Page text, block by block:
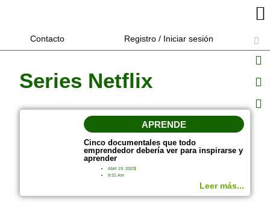
Contacto Registro / Iniciar sesión
Series Netflix
APRENDE
Cinco documentales que todo
emprendedor debería ver para inspirarse y
aprender
Abril 19, 2023
9:31 Am
Leer más...